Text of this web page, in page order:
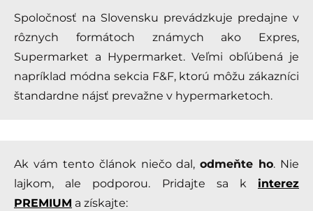
Spoločnosť na Slovensku prevádzkuje predajne v
rôznych formátoch známych ako Expres,
Supermarket a Hypermarket. Veľmi obľúbená je
napríklad módna sekcia F&F, ktorú môžu zákazníci
štandardne nájsť prevažne v hypermarketoch.
Ak vám tento článok niečo dal,odmeňte ho. Nie
lajkom, ale podporou. Pridajte sa k interez
PREMIUM a získajte: